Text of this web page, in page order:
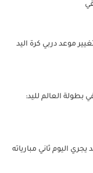
موعد دربي كرة اليد
بطولة العالم لليد:
اليوم ثاني مبارياته